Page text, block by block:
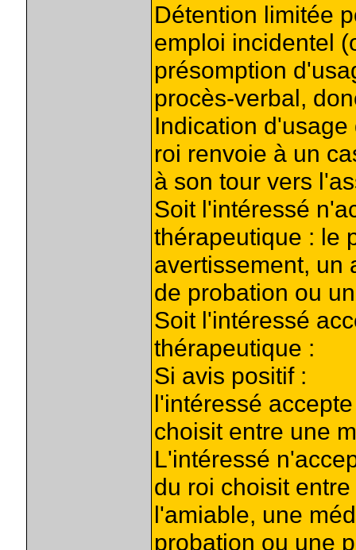
Détention limitée
emploi incidentel
présomption
procès-verbal,
Indication
roi renvoie à un
à son tour vers
Soit l'intéressé
thérapeutique : le
avertissement, un
de probation ou
Soit l'intéressé
thérapeutique :
Si avis positif :
l'intéressé
choisit entre une
L'intéressé
du roi choisit
l'amiable, une
probation ou une